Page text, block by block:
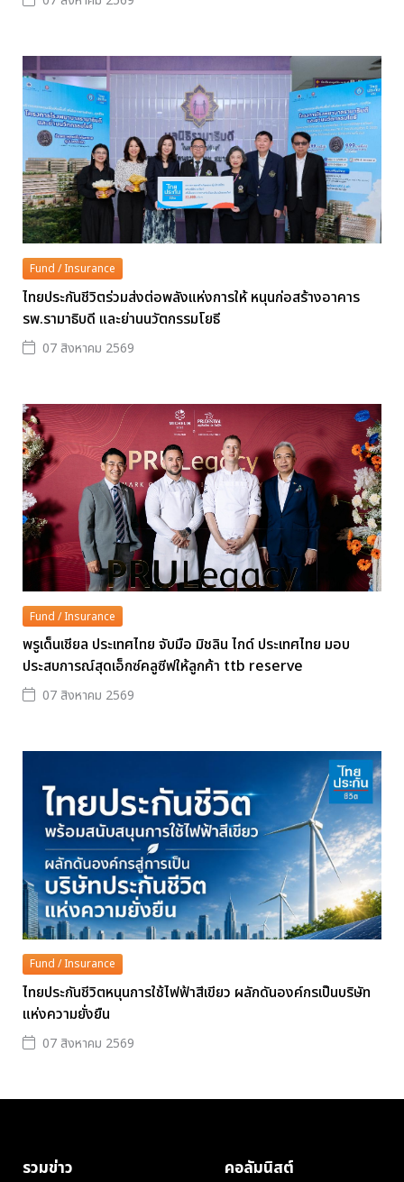
Fund / Insurance
ไทยประกันชีวิตร่วมส่งต่อพลังแห่งการให้ หนุนก่อสร้างอาคาร
รพ.รามาธิบดี และย่านนวัตกรรมโยธี
07 สิงหาคม 2569
Fund / Insurance
พรูเด็นเชียล ประเทศไทย จับมือ มิชลิน ไกด์ ประเทศไทย มอบ
ประสบการณ์สุดเอ็กซ์คลูซีฟให้ลูกค้า ttb reserve
07 สิงหาคม 2569
Fund / Insurance
ไทยประกันชีวิตหนุนการใช้ไฟฟ้าสีเขียว ผลักดันองค์กรเป็นบริษัท
แห่งความยั่งยืน
07 สิงหาคม 2569
รวมข่าว คอลัมนิสต์